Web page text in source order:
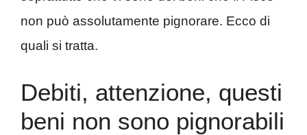
non può assolutamente pignorare. Ecco di
quali si tratta.
Debiti, attenzione, questi
beni non sono pignorabili